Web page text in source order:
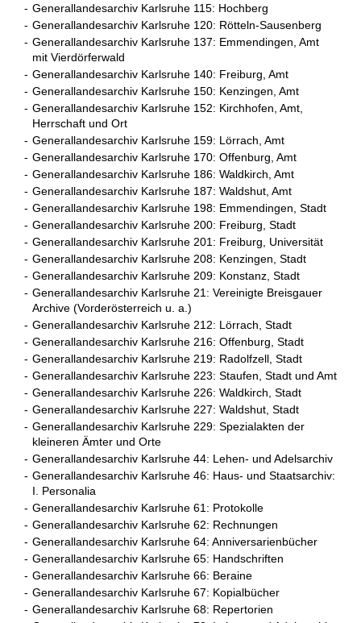
- Generallandesarchiv Karlsruhe 115: Hochberg
- Generallandesarchiv Karlsruhe 120: Rötteln-Sausenberg
- Generallandesarchiv Karlsruhe 137: Emmendingen, Amt
mit Vierdörferwald
- Generallandesarchiv Karlsruhe 140: Freiburg, Amt
- Generallandesarchiv Karlsruhe 150: Kenzingen, Amt
- Generallandesarchiv Karlsruhe 152: Kirchhofen, Amt,
Herrschaft und Ort
- Generallandesarchiv Karlsruhe 159: Lörrach, Amt
- Generallandesarchiv Karlsruhe 170: Offenburg, Amt
- Generallandesarchiv Karlsruhe 186: Waldkirch, Amt
- Generallandesarchiv Karlsruhe 187: Waldshut, Amt
- Generallandesarchiv Karlsruhe 198: Emmendingen, Stadt
- Generallandesarchiv Karlsruhe 200: Freiburg, Stadt
- Generallandesarchiv Karlsruhe 201: Freiburg, Universität
- Generallandesarchiv Karlsruhe 208: Kenzingen, Stadt
- Generallandesarchiv Karlsruhe 209: Konstanz, Stadt
- Generallandesarchiv Karlsruhe 21: Vereinigte Breisgauer
Archive (Vorderösterreich u. a.)
- Generallandesarchiv Karlsruhe 212: Lörrach, Stadt
- Generallandesarchiv Karlsruhe 216: Offenburg, Stadt
- Generallandesarchiv Karlsruhe 219: Radolfzell, Stadt
- Generallandesarchiv Karlsruhe 223: Staufen, Stadt und Amt
- Generallandesarchiv Karlsruhe 226: Waldkirch, Stadt
- Generallandesarchiv Karlsruhe 227: Waldshut, Stadt
- Generallandesarchiv Karlsruhe 229: Spezialakten der
kleineren Ämter und Orte
- Generallandesarchiv Karlsruhe 44: Lehen- und Adelsarchiv
- Generallandesarchiv Karlsruhe 46: Haus- und Staatsarchiv:
I. Personalia
- Generallandesarchiv Karlsruhe 61: Protokolle
- Generallandesarchiv Karlsruhe 62: Rechnungen
- Generallandesarchiv Karlsruhe 64: Anniversarienbücher
- Generallandesarchiv Karlsruhe 65: Handschriften
- Generallandesarchiv Karlsruhe 66: Beraine
- Generallandesarchiv Karlsruhe 67: Kopialbücher
- Generallandesarchiv Karlsruhe 68: Repertorien